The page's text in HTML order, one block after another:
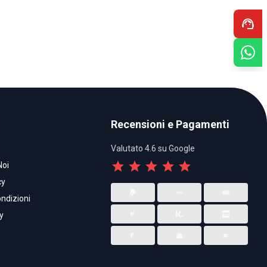
Recensioni e Pagamenti
Valutato 4.6 su Google
star star star star star
support_agent